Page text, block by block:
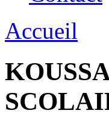
Accueil